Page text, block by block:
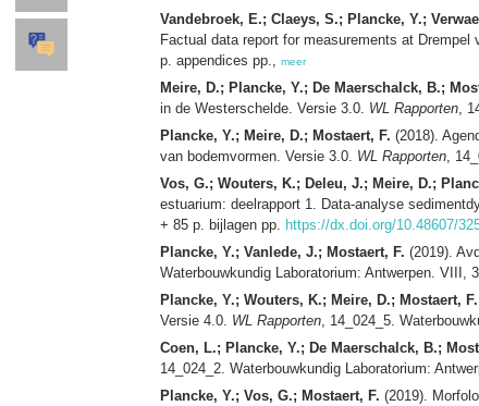
Vandebroek, E.; Claeys, S.; Plancke, Y.;
Factual data report for measurements at Drempel
p. appendices pp.,
meer
Meire, D.; Plancke, Y.; De Maerschalck, B.;
in de Westerschelde. Versie 3.0. WL Rapporten ,
Plancke, Y.; Meire, D.; Mostaert, F. (2018).
van bodemvormen. Versie 3.0. WL Rapporten ,
Vos, G.; Wouters, K.; Deleu, J.; Meire, D.;
estuarium: deelrapport 1. Data‐analyse
+ 85 p. bijlagen pp.
https://dx.doi.org/10.48607/
Plancke, Y.; Vanlede, J.; Mostaert, F. (2019).
Waterbouwkundig Laboratorium: Antwerpen. VIII,
Plancke, Y.; Wouters, K.; Meire, D.; Mostaert, F.
Versie 4.0. WL Rapporten , 14_024_5.
Coen, L.; Plancke, Y.; De Maerschalck, B.;
14_024_2. Waterbouwkundig Laboratorium:
Plancke, Y.; Vos, G.; Mostaert, F. (2019).